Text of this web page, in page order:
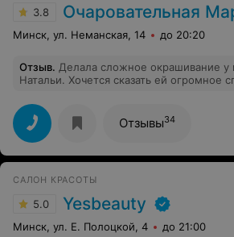
3.8 Очаровательная
Минск, ул. Неманская, 14 до 20:20
Отзыв. Делала сложное окрашивание у
Натальи. Хочется сказать ей огромное
профессионал своего дела. Я получила
удовольствие и от процесса, и от
Всем рекомендую!
Отзывы34
САЛОН КРАСОТЫ
5.0 Yesbeauty
Минск, ул. Е. Полоцкой, 4 до 21:00